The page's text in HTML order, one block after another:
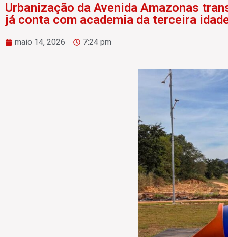
Urbanização da Avenida Amazonas
já conta com academia da terceira
maio 14, 2026 7:24 pm